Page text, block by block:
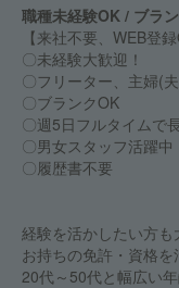
職種未経験OK / ブラ
【来社不要、WEB登録
〇未経験大歓迎！
〇フリーター、主婦(
〇ブランクOK
〇週5日フルタイムで
〇男女スタッフ活躍中
〇履歴書不要
経験を活かしたい方も
お持ちの免許・資格を
20代～50代と幅広い